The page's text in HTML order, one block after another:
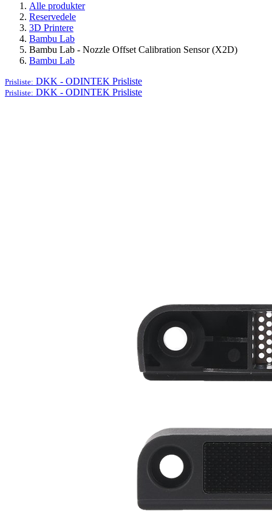
Alle produkter
Reservedele
3D Printere
Bambu Lab
Bambu Lab - Nozzle Offset Calibration Sensor (X2D)
Bambu Lab
Prisliste: DKK - ODINTEK Prisliste
Prisliste: DKK - ODINTEK Prisliste